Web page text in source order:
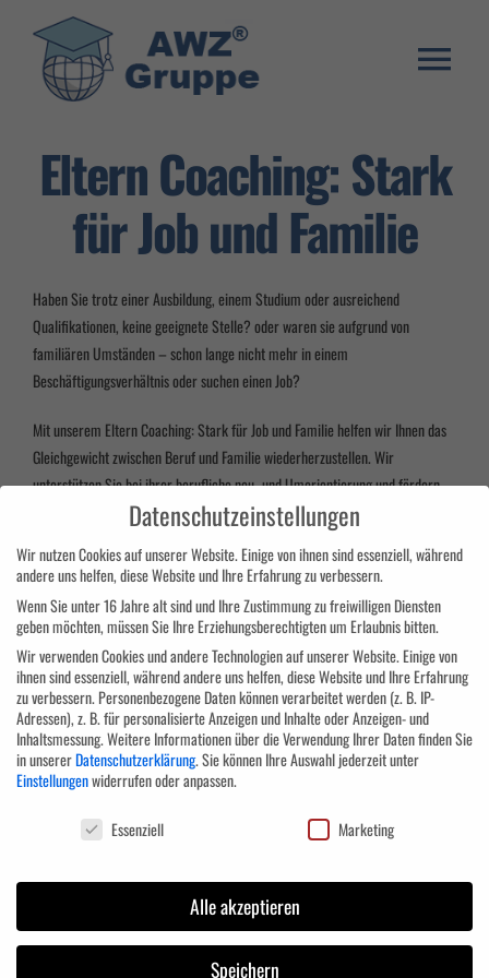
springen
Umschulung
Stellenangebote
Franchise System
E-Learning Login
Eltern Coaching: Stark
für Job und Familie
Haben Sie trotz einer Ausbildung, einem Studium oder ausreichend
Qualifikationen, keine geeignete Stelle? oder waren sie aufgrund von
familiären Umständen – schon lange nicht mehr in einem
Beschäftigungsverhältnis oder suchen einen Job?
Mit unserem Eltern Coaching: Stark für Job und Familie helfen wir Ihnen das
Gleichgewicht zwischen Beruf und Familie wiederherzustellen. Wir
unterstützen Sie bei ihrer berufliche neu- und Umorientierung und fördern
ihre Fähigkeiten noch weiter. Bei uns erlernen Sie viele verschiedene
Widerstandskraft, Konfliktfähigkeit und ihr Stressmanagement zu verbessern
und zu Stärken.
Datenschutzeinstellungen
Wir nutzen Cookies auf unserer Website. Einige von ihnen sind essenziell, während
andere uns helfen, diese Website und Ihre Erfahrung zu verbessern.
Wenn Sie unter 16 Jahre alt sind und Ihre Zustimmung zu freiwilligen Diensten
geben möchten, müssen Sie Ihre Erziehungsberechtigten um Erlaubnis bitten.
Wir verwenden Cookies und andere Technologien auf unserer Website. Einige von
ihnen sind essenziell, während andere uns helfen, diese Website und Ihre Erfahrung
zu verbessern. Personenbezogene Daten können verarbeitet werden (z. B. IP-
Adressen), z. B. für personalisierte Anzeigen und Inhalte oder Anzeigen- und
Inhaltsmessung.Weitere Informationen über die Verwendung Ihrer Daten finden Sie
in unsererDatenschutzerklärung.Sie können Ihre Auswahl jederzeit unter
Einstellungenwiderrufen oder anpassen.
Datenschutzeinstellungen
Essenziell Marketing
Alle akzeptieren
Speichern